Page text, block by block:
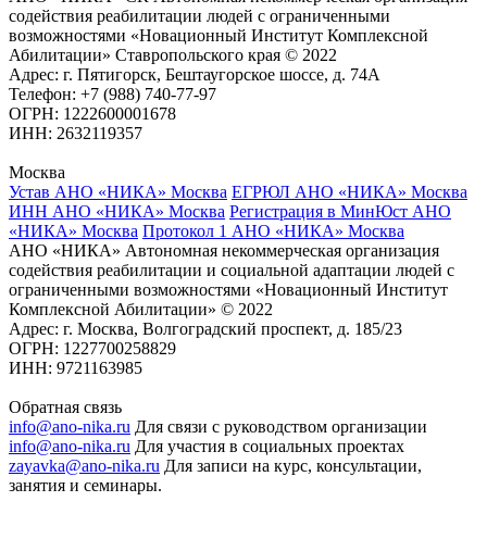
содействия реабилитации людей с ограниченными
возможностями «Новационный Институт Комплексной
Абилитации» Ставропольского края © 2022
Адрес: г. Пятигорск, Бештаугорское шоссе, д. 74А
Телефон: +7 (988) 740-77-97
ОГРН: 1222600001678
ИНН: 2632119357
Москва
Устав АНО «НИКА» Москва ЕГРЮЛ АНО «НИКА» Москва
ИНН АНО «НИКА» Москва Регистрация в МинЮст АНО
«НИКА» Москва Протокол 1 АНО «НИКА» Москва
АНО «НИКА» Автономная некоммерческая организация
содействия реабилитации и социальной адаптации людей с
ограниченными возможностями «Новационный Институт
Комплексной Абилитации» © 2022
Адрес: г. Москва, Волгоградский проспект, д. 185/23
ОГРН: 1227700258829
ИНН: 9721163985
Обратная связь
info@ano-nika.ru Для связи с руководством организации
info@ano-nika.ru Для участия в социальных проектах
zayavka@ano-nika.ru Для записи на курс, консультации,
занятия и семинары.